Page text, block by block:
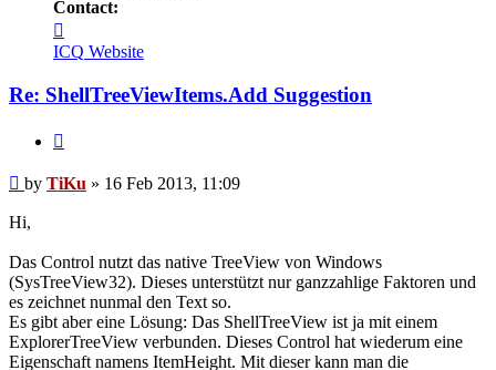
Contact:
TiKu
ICQ Website
Re: ShellTreeViewItems.Add Suggestion
Post
by TiKu » 16 Feb 2013, 11:09
Hi,
Das Control nutzt das native TreeView von Windows
(SysTreeView32). Dieses unterstützt nur ganzzahlige Faktoren und
es zeichnet nunmal den Text so.
Es gibt aber eine Lösung: Das ShellTreeView ist ja mit einem
ExplorerTreeView verbunden. Dieses Control hat wiederum eine
Eigenschaft namens ItemHeight. Mit dieser kann man die